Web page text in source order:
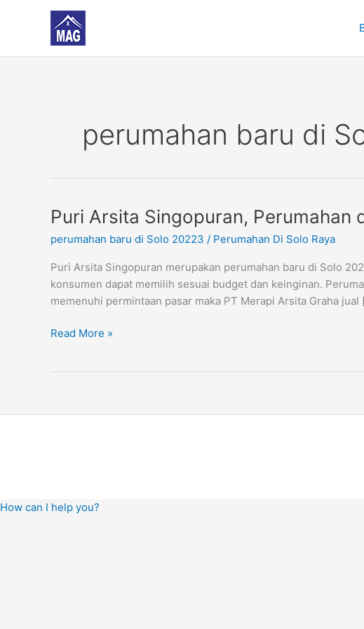
perumahan baru di
Puri Arsita Singopuran, Perumahan
perumahan baru di Solo 20223 / Perumahan Di Solo Raya
Puri Arsita Singopuran merupakan perumahan baru di Solo
konsumen dapat memilih sesuai budget dan keinginan.
memenuhi permintaan pasar maka PT Merapi Arsita Graha jual
Puri
Singopuran,
Perumahan
di
Solo
Bandara
Read More »
How can I help you?